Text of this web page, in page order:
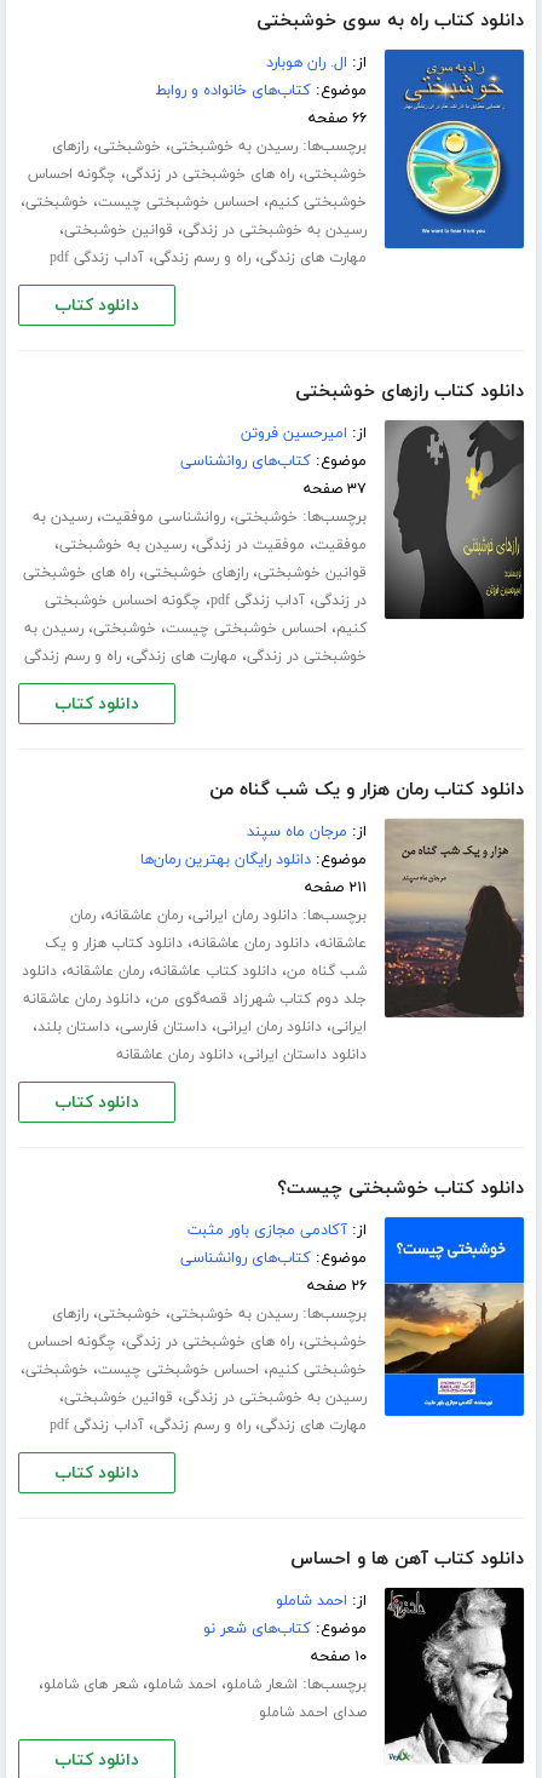
دانلود کتاب راه به سوی خوشبختی
از: ال. ران هوبارد
موضوع:کتاب‌های خانواده و روابط
۶۶ صفحه
برچسب‌ها:رسیدن به خوشبختی، خوشبختی،رازهای
خوشبختی،راه های خوشبختی در زندگی، چگونه احساس
خوشبختی کنیم، احساس خوشبختی چیست، خوشبختی،
رسیدن به خوشبختی در زندگی، قوانین خوشبختی،
مهارت های زندگی،راه و رسم زندگی،آداب زندگی pdf
دانلود کتاب
دانلود کتاب رازهای خوشبختی
از: امیرحسین فروتن
موضوع:کتاب‌های روانشناسی
۳۷ صفحه
برچسب‌ها: خوشبختی،روانشناسی موفقیت،رسیدن به
موفقیت، موفقیت در زندگی،رسیدن به خوشبختی،
قوانین خوشبختی،رازهای خوشبختی،راه های خوشبختی
در زندگی،آداب زندگی pdf ، چگونه احساس خوشبختی
کنیم، احساس خوشبختی چیست، خوشبختی،رسیدن به
خوشبختی در زندگی، مهارت های زندگی،راه و رسم زندگی
دانلود کتاب
دانلود کتاب رمان هزار و یک شب گناه من
از: مرجان ماه سپند
موضوع:دانلود رایگان بهترین رمان‌ها
۲۱۱ صفحه
برچسب‌ها:دانلود رمان ایرانی،رمان عاشقانه،رمان
عاشقانه،دانلود رمان عاشقانه،دانلود کتاب هزار و یک
شب گناه من،دانلود کتاب عاشقانه،رمان عاشقانه،دانلود
جلد دوم کتاب شهرزاد قصه‌گوی من،دانلود رمان عاشقانه
ایرانی،دانلود رمان ایرانی،داستان فارسی،داستان بلند،
دانلود داستان ایرانی،دانلود رمان عاشقانه
دانلود کتاب
دانلود کتاب خوشبختی چیست؟
از:آکادمی مجازی باور مثبت
موضوع:کتاب‌های روانشناسی
۲۶ صفحه
برچسب‌ها:رسیدن به خوشبختی، خوشبختی،رازهای
خوشبختی،راه های خوشبختی در زندگی، چگونه احساس
خوشبختی کنیم، احساس خوشبختی چیست، خوشبختی،
رسیدن به خوشبختی در زندگی، قوانین خوشبختی،
مهارت های زندگی،راه و رسم زندگی،آداب زندگی pdf
دانلود کتاب
دانلود کتاب آهن ها و احساس
از: احمد شاملو
موضوع:کتاب‌های شعر نو
۱۰ صفحه
برچسب‌ها: اشعار شاملو، احمد شاملو،شعر های شاملو،
صدای احمد شاملو
دانلود کتاب